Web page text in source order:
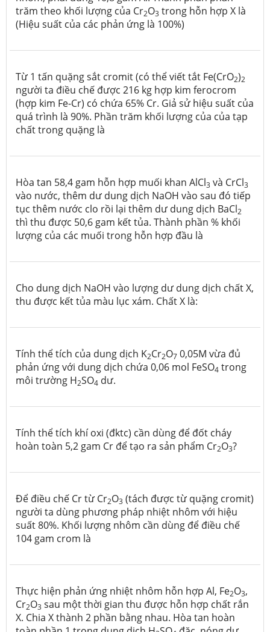
trăm theo khối lượng của Cr2O3 trong hỗn hợp X là
(Hiệu suất của các phản ứng là 100%)
Từ 1 tấn quặng sắt cromit (có thể viết tắt Fe(CrO2)2
người ta điều chế được 216 kg hợp kim ferocrom
(hợp kim Fe-Cr) có chứa 65% Cr. Giả sử hiệu suất của
quá trình là 90%. Phần trăm khối lượng của của tạp
chất trong quặng là
Hòa tan 58,4 gam hỗn hợp muối khan AlCl3 và CrCl3
vào nước, thêm dư dung dịch NaOH vào sau đó tiếp
tục thêm nước clo rồi lại thêm dư dung dịch BaCl2
thì thu được 50,6 gam kết tủa. Thành phần % khối
lượng của các muối trong hỗn hợp đầu là
Cho dung dịch NaOH vào lượng dư dung dịch chất X,
thu được kết tủa màu lục xám. Chất X là:
Tính thể tích của dung dịch K2Cr2O7 0,05M vừa đủ
phản ứng với dung dịch chứa 0,06 mol FeSO4 trong
môi trường H2SO4 dư.
Tính thể tích khí oxi (đktc) cần dùng để đốt cháy
hoàn toàn 5,2 gam Cr để tạo ra sản phẩm Cr2O3?
Để điều chế Cr từ Cr2O3 (tách được từ quặng cromit)
người ta dùng phương pháp nhiệt nhôm với hiệu
suất 80%. Khối lượng nhôm cần dùng để điều chế
104 gam crom là
Thực hiện phản ứng nhiệt nhôm hỗn hợp Al, Fe2O3,
Cr2O3 sau một thời gian thu được hỗn hợp chất rắn
X. Chia X thành 2 phần bằng nhau. Hòa tan hoàn